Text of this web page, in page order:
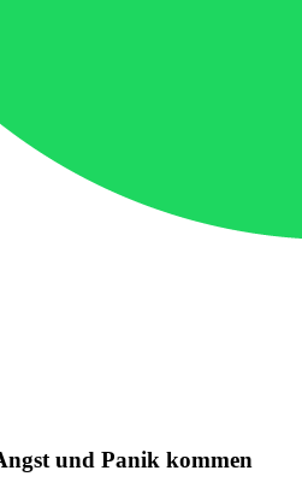
und Panik kommen